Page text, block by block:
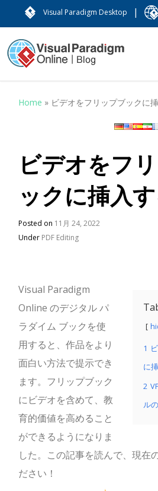
Visual Paradigm Desktop |
Home » ビデオをフリップブックに
ビデオをフ
ックに挿入
Posted on 11月 24, 2022
Under PDF Editing
1
に
2
ル
Visual Paradigm
Online のデジタル パ
ラダイム ブックを使
用すると、作品をより
面白い方法で提示でき
ます。フリップブック
にビデオを含めて、教
育的価値を高めること
ができるようになりま
した。この記事を読んで、現在
ださい！